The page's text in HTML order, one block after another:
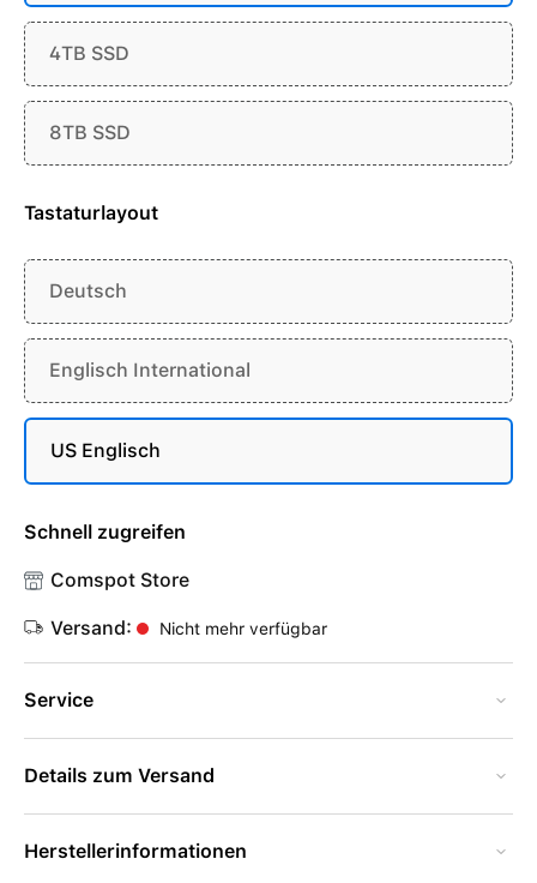
4TB SSD
8TB SSD
Tastaturlayout
Deutsch
Englisch International
US Englisch
Schnell zugreifen
Comspot Store
Versand: Nicht mehr verfügbar
Service
Details zum Versand
Herstellerinformationen